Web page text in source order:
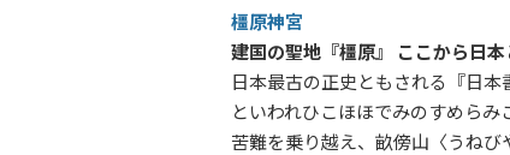
橿原神宮
建国の聖地『橿原』 ここから日本
日本最古の正史ともされる『日
といわれひこほほでみのすめら
苦難を乗り越え、畝傍山〈うね